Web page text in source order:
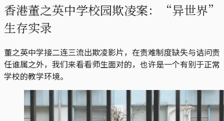
香港董之英中学校园欺凌案：“异世界”
生存实录
董之英中学接二连三流出欺凌影片，在责难制度缺失与诘问责
任谁属之外，我们来看看师生面对的，也许是一个有别于正常
学校的教学环境。